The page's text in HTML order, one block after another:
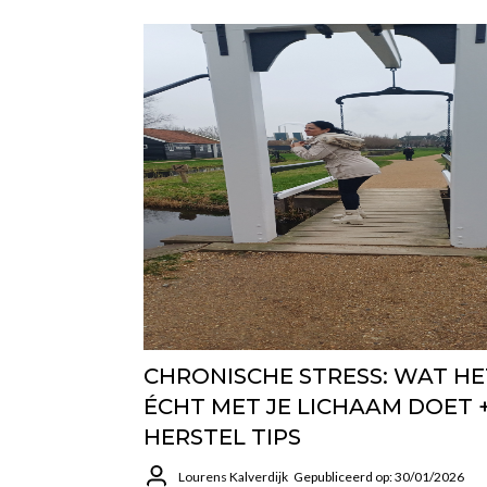
CHRONISCHE STRESS: WAT
ÉCHT MET JE LICHAAM DOET
HERSTEL TIPS
Lourens Kalverdijk Gepubliceerd op: 30/01/2026